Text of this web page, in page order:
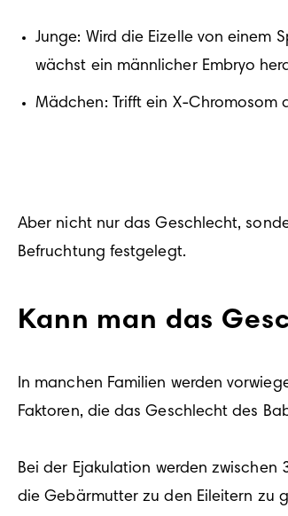
Junge: Wird die Eizelle von einem
wächst ein männlicher Embryo
Mädchen: Trifft ein X-Chromosom
Aber nicht nur das Geschlecht,
Befruchtung festgelegt.
Kann man das
In manchen Familien werden
Faktoren, die das Geschlecht des
Bei der Ejakulation werden
die Gebärmutter zu den Eileitern zu